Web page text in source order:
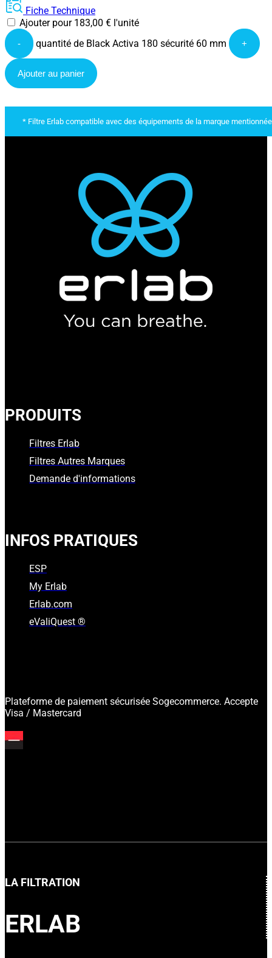
Fiche Technique
Ajouter pour 183,00 € l'unité
- quantité de Black Activa 180 sécurité 60 mm +
Ajouter au panier
* Filtre Erlab compatible avec des équipements de la marque
PRODUITS
Filtres Erlab
Filtres Autres Marques
Demande d'informations
INFOS PRATIQUES
ESP
My Erlab
Erlab.com
eValiQuest ®
Plateforme de paiement sécurisée Sogecommerce. Accepte
Visa / Mastercard
LA FILTRATION
ERLAB